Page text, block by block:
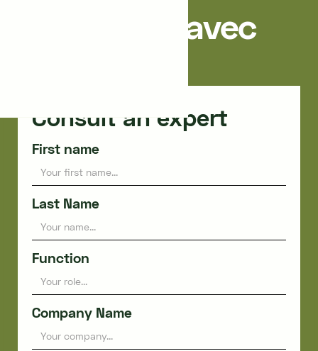
Recherche avec
Consult an expert
First name
Last Name
Function
Company Name